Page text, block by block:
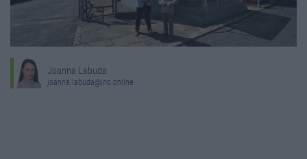
Joanna Labuda
joanna.labuda@ino.online